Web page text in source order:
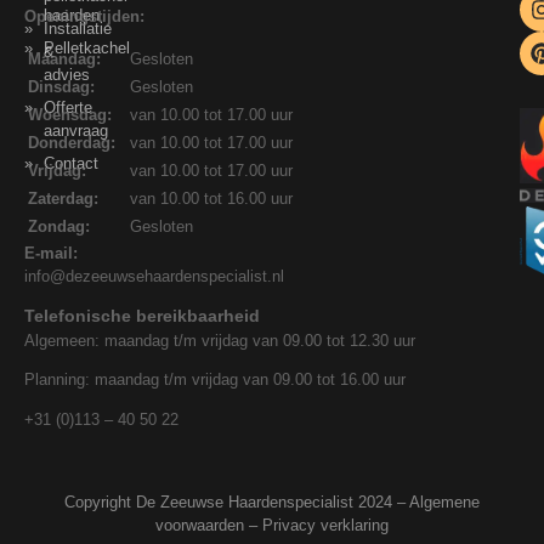
Installatie
&
advies
Offerte
aanvraag
Contact
haarden
Pelletkachel
Openingstijden:
Maandag:
Gesloten
Dinsdag:
Gesloten
Woensdag:
van 10.00 tot 17.00 uur
Donderdag:
van 10.00 tot 17.00 uur
Vrijdag:
van 10.00 tot 17.00 uur
Zaterdag:
van 10.00 tot 16.00 uur
Zondag:
Gesloten
E-mail:
info@dezeeuwsehaardenspecialist.nl
Telefonische bereikbaarheid
Algemeen: maandag t/m vrijdag van 09.00 tot 12.30 uur
Planning: maandag t/m vrijdag van 09.00 tot 16.00 uur
+31 (0)113 – 40 50 22
Copyright De Zeeuwse Haardenspecialist 2024 – Algemene
voorwaarden – Privacy verklaring